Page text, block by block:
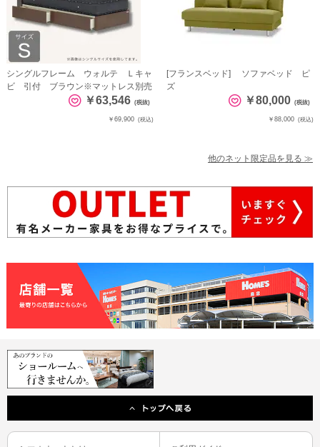
シングルフレーム ウォルテ Ｌキャ
ビ 引付 ブラウン※マットレス別売
￥63,546 (税抜)
￥69,900 (税込)
[フランスベッド] ソファベッド ピ
ズ
￥80,000 (税抜)
￥88,000 (税込)
他のネット限定品を見る ≫